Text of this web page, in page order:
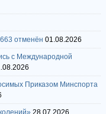
отменён 01.08.2026
с Международной
Приказом Минспорта
28.07.2026